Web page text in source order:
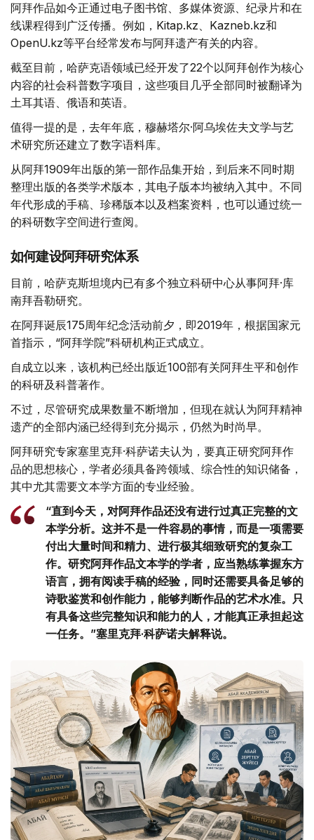
阿拜作品如今正通过电子图书馆、多媒体资源、纪录片和在
线课程得到广泛传播。例如，Kitap.kz、Kazneb.kz和
OpenU.kz等平台经常发布与阿拜遗产有关的内容。
截至目前，哈萨克语领域已经开发了22个以阿拜创作为核心
内容的社会科普数字项目，这些项目几乎全部同时被翻译为
土耳其语、俄语和英语。
值得一提的是，去年年底，穆赫塔尔·阿乌埃佐夫文学与艺
术研究所还建立了数字语料库。
从阿拜1909年出版的第一部作品集开始，到后来不同时期
整理出版的各类学术版本，其电子版本均被纳入其中。不同
年代形成的手稿、珍稀版本以及档案资料，也可以通过统一
的科研数字空间进行查阅。
如何建设阿拜研究体系
目前，哈萨克斯坦境内已有多个独立科研中心从事阿拜·库
南拜吾勒研究。
在阿拜诞辰175周年纪念活动前夕，即2019年，根据国家元
首指示，“阿拜学院”科研机构正式成立。
自成立以来，该机构已经出版近100部有关阿拜生平和创作
的科研及科普著作。
不过，尽管研究成果数量不断增加，但现在就认为阿拜精神
遗产的全部内涵已经得到充分揭示，仍然为时尚早。
阿拜研究专家塞里克拜·科萨诺夫认为，要真正研究阿拜作
品的思想核心，学者必须具备跨领域、综合性的知识储备，
其中尤其需要文本学方面的专业经验。
“直到今天，对阿拜作品还没有进行过真正完整的文
本学分析。这并不是一件容易的事情，而是一项需要
付出大量时间和精力、进行极其细致研究的复杂工
作。研究阿拜作品文本学的学者，应当熟练掌握东方
语言，拥有阅读手稿的经验，同时还需要具备足够的
诗歌鉴赏和创作能力，能够判断作品的艺术水准。只
有具备这些完整知识和能力的人，才能真正承担起这
一任务。”塞里克拜·科萨诺夫解释说。